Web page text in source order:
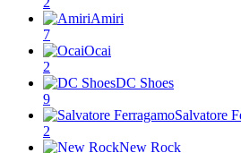
Amiri
7
Ocai
2
DC Shoes
9
Salvatore
2
New Rock